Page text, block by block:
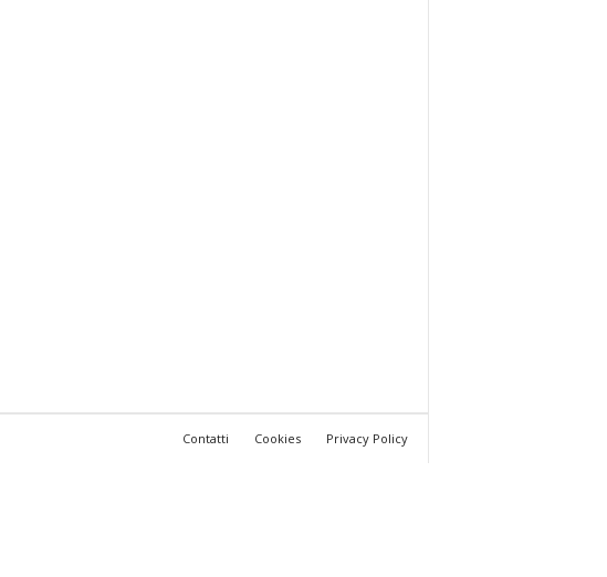
Contatti Cookies Privacy Policy